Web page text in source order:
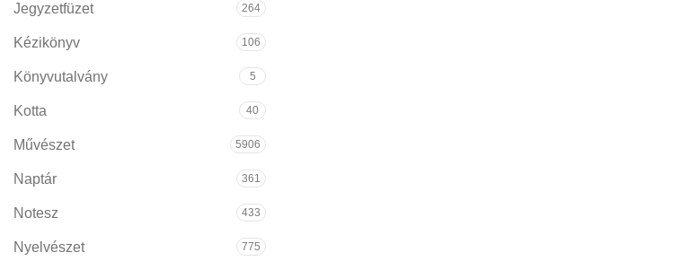
Jegyzetfüzet 264
Kézikönyv 106
Könyvutalvány 5
Kotta 40
Művészet 5906
Naptár 361
Notesz 433
Nyelvészet 775